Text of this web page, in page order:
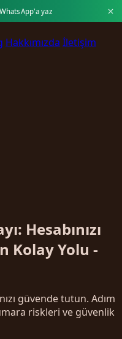
yaz
Hakkımızda İletişim
Hesabınızı
Kolay Yolu -
güvende tutun. Adım
riskleri ve güvenlik